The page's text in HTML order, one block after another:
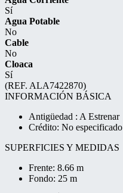
Sí
Agua Potable
No
Cable
No
Cloaca
Sí
(REF. ALA7422870)
INFORMACIÓN BÁSICA
Antigüedad : A Estrenar
Crédito: No especificado
SUPERFICIES Y MEDIDAS
Frente: 8.66 m
Fondo: 25 m